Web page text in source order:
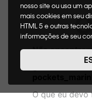
nosso site ou usa um
mais cookies em seu
HTML 5 e outras
informações de seu
de cookies,
suas funções. A forma
nosso Aviso de
consideraremos isso
Não
5-
O que eu devo